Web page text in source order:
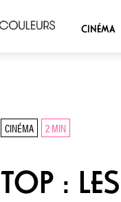
CINÉMA
CINÉMA 2 MIN
TOP :